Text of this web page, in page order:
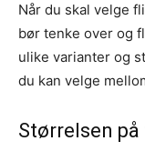
Når du skal velge
bør tenke over og
ulike varianter og
du kan velge
Størrelsen